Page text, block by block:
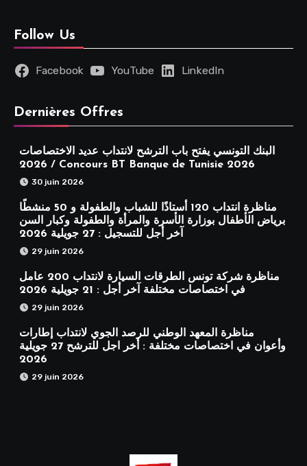
Follow Us
Facebook YouTube LinkedIn
Dernières Offres
البنك التونسي يفتح باب الترشح لانتداب عديد الاختصاصات
2026 / Concours BT Banque de Tunisie 2026
30 juin 2026
مناظرة انتداب 120 أستاذًا للشباب والطفولة و 50 منشطًا
برياض الأطفال بوزارة الأسرة والمرأة والطفولة وكبار السن
آخر أجل للتسجيل : 27 جويلية 2026
29 juin 2026
مناظرة شركة تونس الطرقات السيارة لانتداب 200 عامل
في اختصاصات مختلفة آخر أجل : 21 جويلية 2026
29 juin 2026
مناظرة المعهد الوطني للرصد الجوي لانتداب إطارات
وأعوان في اختصاصات مختلفة : أخر اجل للترشح 27 جويلية
2026
29 juin 2026